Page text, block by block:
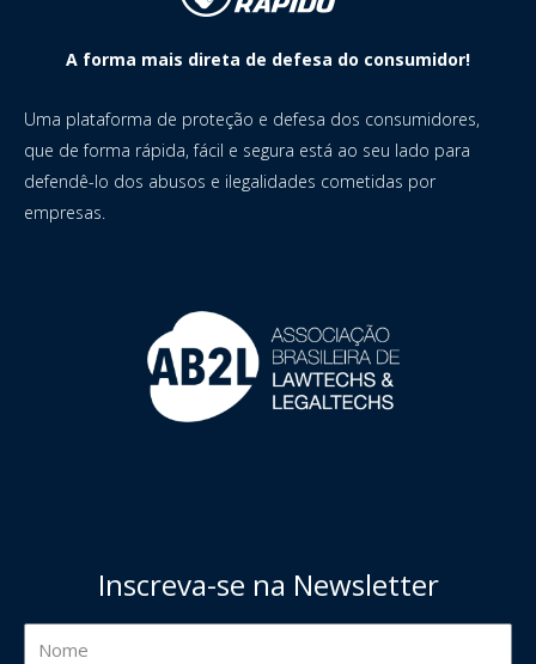
A forma mais direta de defesa do consumidor!
Uma plataforma de proteção e defesa dos consumidores,
que de forma rápida, fácil e segura está ao seu lado para
defendê-lo dos abusos e ilegalidades cometidas por
empresas.
Inscreva-se na Newsletter